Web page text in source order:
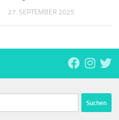
27. SEPTEMBER 2025